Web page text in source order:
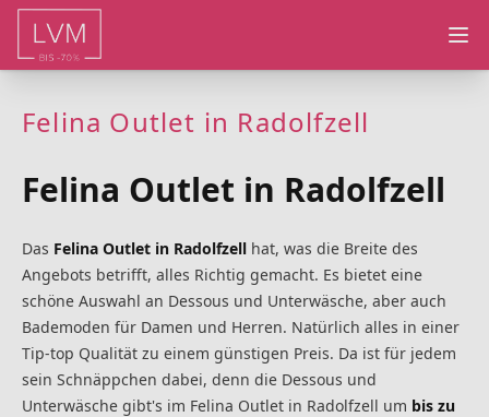
Felina Outlet in Radolfzell
Felina Outlet in Radolfzell
Das Felina Outlet in Radolfzell hat, was die Breite des
Angebots betrifft, alles Richtig gemacht. Es bietet eine
schöne Auswahl an Dessous und Unterwäsche, aber auch
Bademoden für Damen und Herren. Natürlich alles in einer
Tip-top Qualität zu einem günstigen Preis. Da ist für jedem
sein Schnäppchen dabei, denn die Dessous und
Unterwäsche gibt's im Felina Outlet in Radolfzell um bis zu